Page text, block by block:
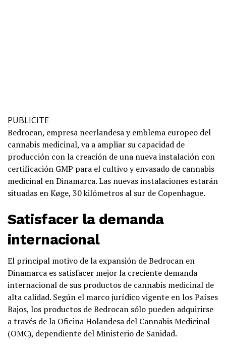
PUBLICITE
Bedrocan, empresa neerlandesa y emblema europeo del
cannabis medicinal, va a ampliar su capacidad de
producción con la creación de una nueva instalación con
certificación GMP para el cultivo y envasado de cannabis
medicinal en Dinamarca. Las nuevas instalaciones estarán
situadas en Køge, 30 kilómetros al sur de Copenhague.
Satisfacer la demanda
internacional
El principal motivo de la expansión de Bedrocan en
Dinamarca es satisfacer mejor la creciente demanda
internacional de sus productos de cannabis medicinal de
alta calidad. Según el marco jurídico vigente en los Países
Bajos, los productos de Bedrocan sólo pueden adquirirse
a través de la Oficina Holandesa del Cannabis Medicinal
(OMC), dependiente del Ministerio de Sanidad.